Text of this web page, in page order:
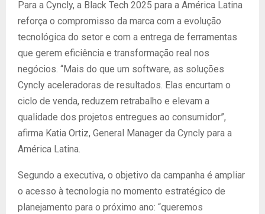
Para a Cyncly, a Black Tech 2025 para a América Latina
reforça o compromisso da marca com a evolução
tecnológica do setor e com a entrega de ferramentas
que gerem eficiência e transformação real nos
negócios. “Mais do que um software, as soluções
Cyncly aceleradoras de resultados. Elas encurtam o
ciclo de venda, reduzem retrabalho e elevam a
qualidade dos projetos entregues ao consumidor”,
afirma Katia Ortiz, General Manager da Cyncly para a
América Latina.
Segundo a executiva, o objetivo da campanha é ampliar
o acesso à tecnologia no momento estratégico de
planejamento para o próximo ano: “queremos